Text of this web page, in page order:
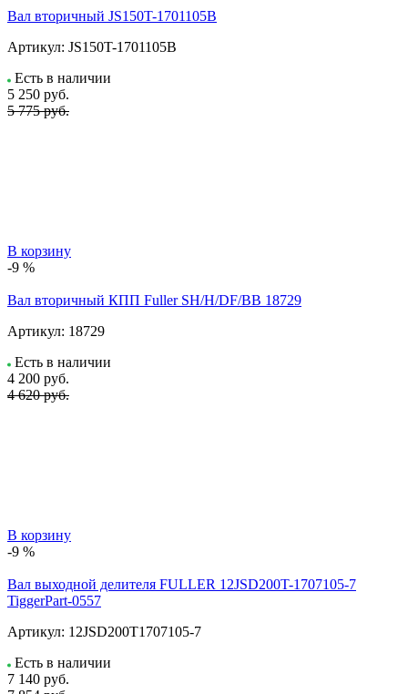
Вал вторичный JS150T-1701105B
Артикул: JS150T-1701105B
Есть в наличии
5 250 руб.
5 775 руб.
В корзину
-9 %
Вал вторичный КПП Fuller SH/H/DF/BB 18729
Артикул: 18729
Есть в наличии
4 200 руб.
4 620 руб.
В корзину
-9 %
Вал выходной делителя FULLER 12JSD200T-1707105-7
TiggerPart-0557
Артикул: 12JSD200T1707105-7
Есть в наличии
7 140 руб.